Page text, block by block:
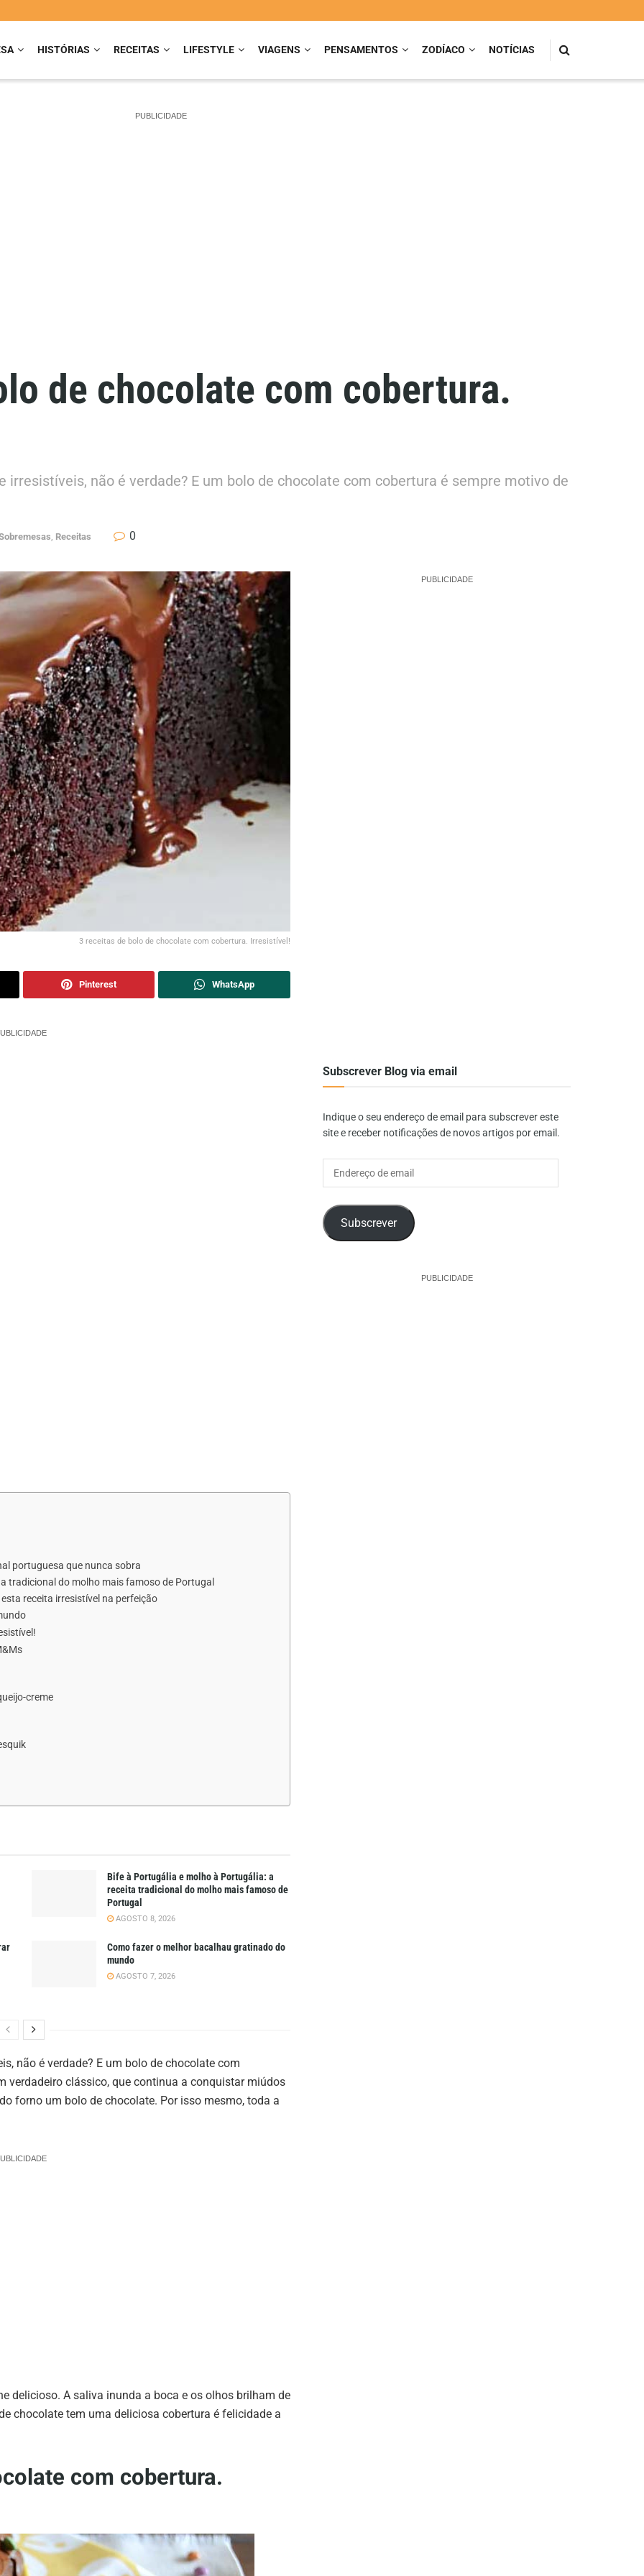
HISTÓRIAS RECEITAS LIFESTYLE VIAGENS PENSAMENTOS ZODÍACO NOTÍCIAS
PUBLICIDADE
de chocolate com cobertura.
irresistíveis, não é verdade? E um bolo de chocolate com cobertura é sempre motivo de
, Receitas 0
3 receitas de bolo de chocolate com cobertura. Irresistível!
Pinterest WhatsApp
portuguesa que nunca sobra
tradicional do molho mais famoso de Portugal
receita irresistível na perfeição
creme
Bife à Portugália e molho à Portugália: a
receita tradicional do molho mais famoso de
Portugal
AGOSTO 8, 2026
Como fazer o melhor bacalhau gratinado do
mundo
AGOSTO 7, 2026
não é verdade? E um bolo de chocolate com
verdadeiro clássico, que continua a conquistar miúdos
forno um bolo de chocolate. Por isso mesmo, toda a
delicioso. A saliva inunda a boca e os olhos brilham de
chocolate tem uma deliciosa cobertura é felicidade a
com cobertura.
PUBLICIDADE
Subscrever Blog via email
Indique o seu endereço de email para subscrever este
site e receber notificações de novos artigos por email.
Subscrever
PUBLICIDADE